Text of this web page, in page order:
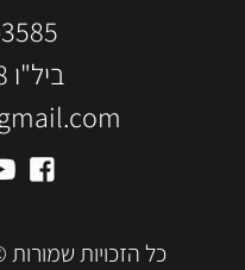
ביל"ו 18, הרצליה
כל הזכויות